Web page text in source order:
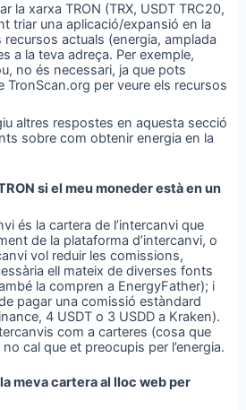
la xarxa TRON (TRX, USDT TRC20,
triar una aplicació/expansió en la
recursos actuals (energia, amplada
a la teva adreça. Per exemple,
no és necessari, ja que pots
TronScan.org per veure els recursos
altres respostes en aquesta secció
sobre com obtenir energia en la
si el meu moneder està en un
és la cartera de l’intercanvi que
de la plataforma d’intercanvi, o
vol reduir les comissions,
ell mateix de diverses fonts
la compren a EnergyFather); i
pagar una comissió estàndard
4 USDT o 3 USDD a Kraken).
com a carteres (cosa que
cal que et preocupis per l’energia.
meva cartera al lloc web per